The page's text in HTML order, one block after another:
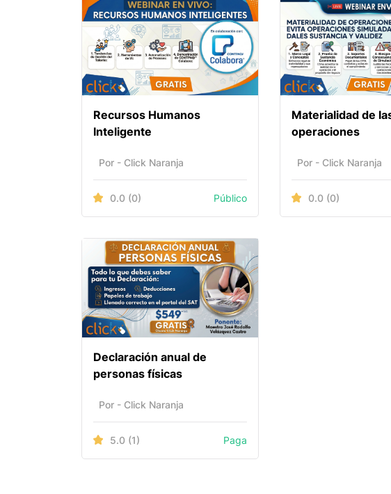
Recursos Humanos
Inteligente
Por - Click Naranja
0.0 (0) Público
Materialidad de
operaciones
Por - Click Naranja
0.0 (0)
Declaración anual de
personas físicas
Por - Click Naranja
5.0 (1) Paga